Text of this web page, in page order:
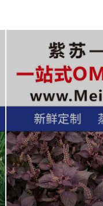
紫苏